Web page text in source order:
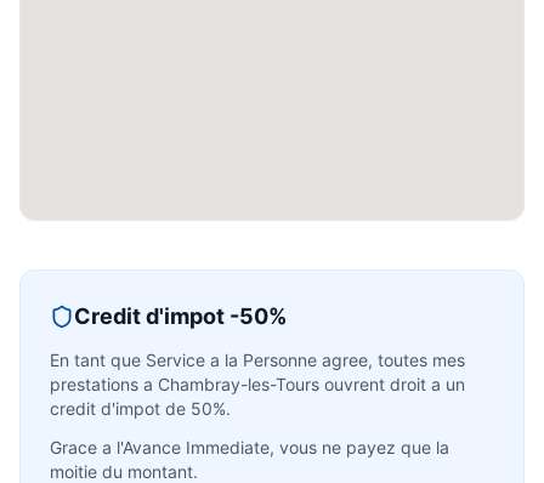
Credit d'impot -50%
En tant que Service a la Personne agree, toutes mes
prestations a Chambray-les-Tours ouvrent droit a un
credit d'impot de 50%.
Grace a l'Avance Immediate, vous ne payez que la
moitie du montant.